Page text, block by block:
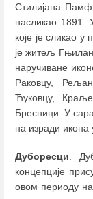
Стилијана
насликао 1891.
које је сликао
је житељ
наручиване
Раковцу,
Ћуковцу,
Бресници. У
на изради
Дуборесци .
концепције
овом периоду